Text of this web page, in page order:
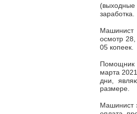
заработка.
Машинист
осмотр 28,
05 копеек.
Помощник
марта
дни,
размере.
Машинист